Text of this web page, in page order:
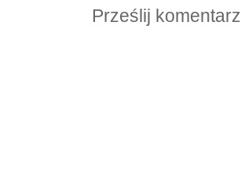
Prześlij komentarz